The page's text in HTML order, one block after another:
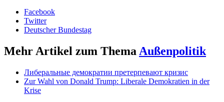
Facebook
Twitter
Deutscher Bundestag
Mehr Artikel zum Thema Außenpolitik
Либеральные демократии претерпевают кризис
Zur Wahl von Donald Trump: Liberale Demokratien in der
Krise